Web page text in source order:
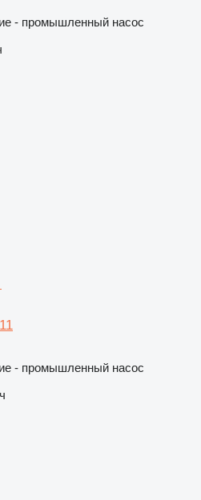
- промышленный насос
- промышленный насос